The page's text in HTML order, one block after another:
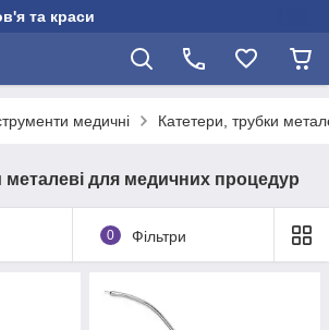
та краси
медичні Катетери, трубки
металеві для медичних процедур
0 Фільтри